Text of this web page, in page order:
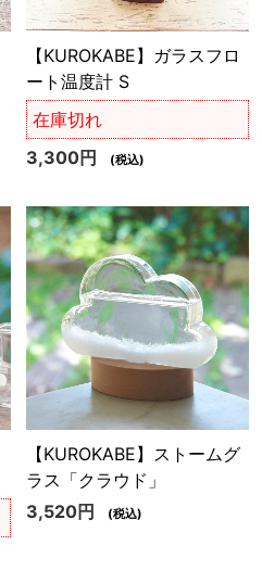
【KUROKABE】ガラスフロ
ート温度計 S
在庫切れ
3,300円
(税込)
【KUROKABE】ストームグ
ラス「クラウド」
3,520円
(税込)